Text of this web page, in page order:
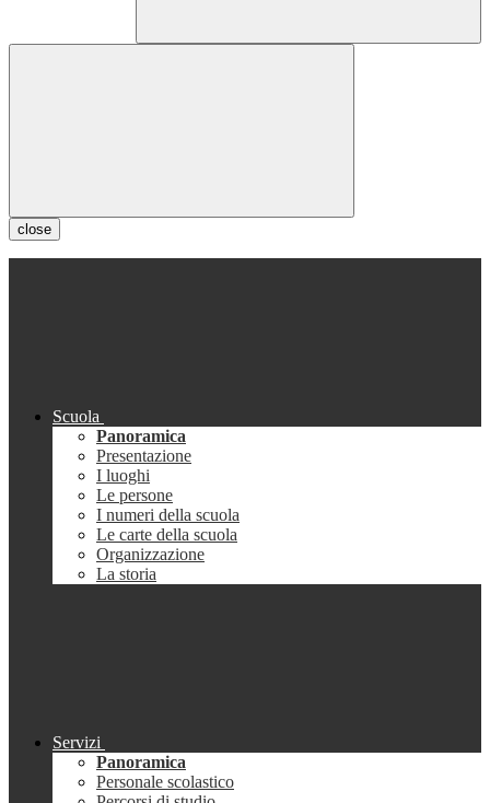
close
Scuola
Panoramica
Presentazione
I luoghi
Le persone
I numeri della scuola
Le carte della scuola
Organizzazione
La storia
Servizi
Panoramica
Personale scolastico